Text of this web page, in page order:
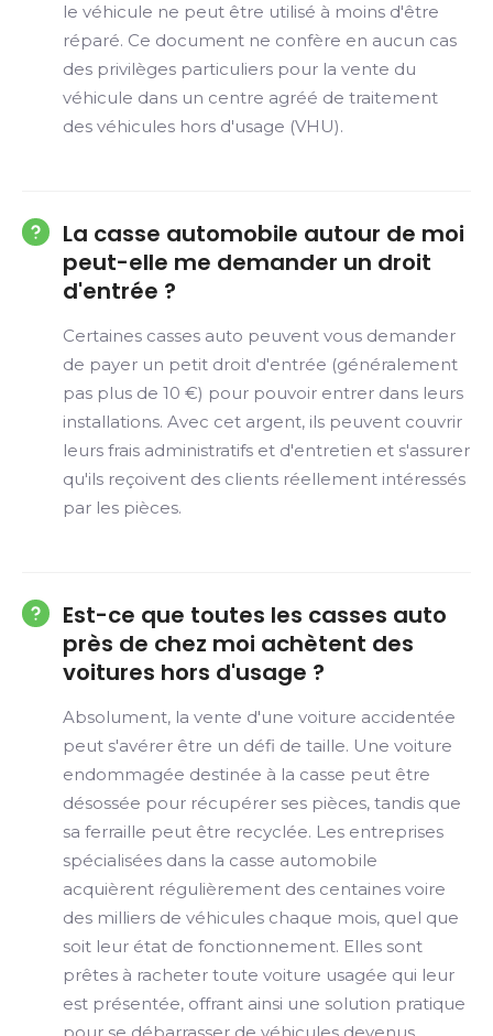
le véhicule ne peut être utilisé à moins d'être
réparé. Ce document ne confère en aucun cas
des privilèges particuliers pour la vente du
véhicule dans un centre agréé de traitement
des véhicules hors d'usage (VHU).
La casse automobile autour de moi
peut-elle me demander un droit
d'entrée ?
Certaines casses auto peuvent vous demander
de payer un petit droit d'entrée (généralement
pas plus de 10 €) pour pouvoir entrer dans leurs
installations. Avec cet argent, ils peuvent couvrir
leurs frais administratifs et d'entretien et s'assurer
qu'ils reçoivent des clients réellement intéressés
par les pièces.
Est-ce que toutes les casses auto
près de chez moi achètent des
voitures hors d'usage ?
Absolument, la vente d'une voiture accidentée
peut s'avérer être un défi de taille. Une voiture
endommagée destinée à la casse peut être
désossée pour récupérer ses pièces, tandis que
sa ferraille peut être recyclée. Les entreprises
spécialisées dans la casse automobile
acquièrent régulièrement des centaines voire
des milliers de véhicules chaque mois, quel que
soit leur état de fonctionnement. Elles sont
prêtes à racheter toute voiture usagée qui leur
est présentée, offrant ainsi une solution pratique